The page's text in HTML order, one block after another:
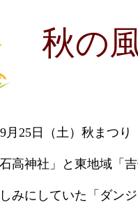
秋の
月25日（土）秋まつ
高神社」と東地域「
みにしていた「ダン